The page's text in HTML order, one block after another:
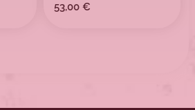
53,00 €